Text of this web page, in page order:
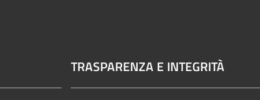
TRASPARENZA E INTEGRITÀ